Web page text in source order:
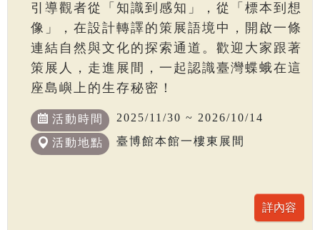
引導觀者從「知識到感知」，從「標本到想
像」，在設計轉譯的策展語境中，開啟一條
連結自然與文化的探索通道。歡迎大家跟著
策展人，走進展間，一起認識臺灣蝶蛾在這
座島嶼上的生存秘密！
活動時間 2025/11/30 ~ 2026/10/14
活動地點 臺博館本館一樓東展間